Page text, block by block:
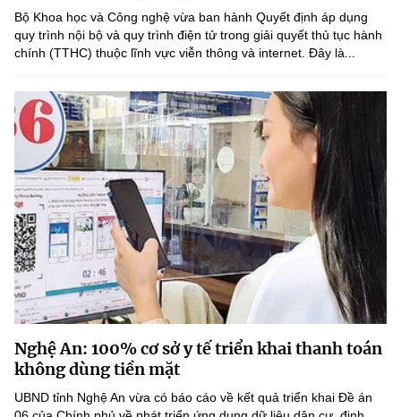
Bộ Khoa học và Công nghệ vừa ban hành Quyết định áp dụng
quy trình nội bộ và quy trình điện tử trong giải quyết thủ tục hành
chính (TTHC) thuộc lĩnh vực viễn thông và internet. Đây là...
Nghệ An: 100% cơ sở y tế triển khai thanh toán
không dùng tiền mặt
UBND tỉnh Nghệ An vừa có báo cáo về kết quả triển khai Đề án